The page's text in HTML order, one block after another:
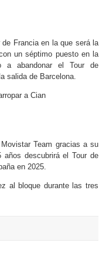
Francia en la que será la
un séptimo puesto en la
a abandonar el Tour de
salida de Barcelona.
a Cian
Team gracias a su
años descubrirá el Tour de
en 2025.
al bloque durante las tres